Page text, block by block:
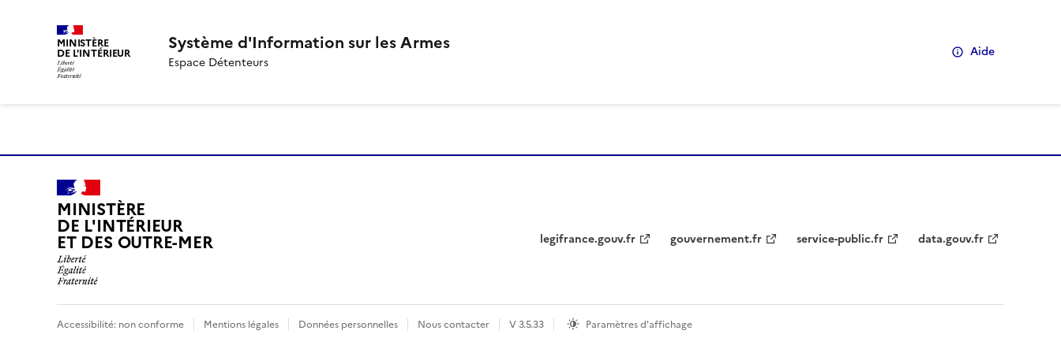
MINISTÈRE
DE L'INTÉRIEUR Système d'Information sur les Armes
Espace Détenteurs
Aide
MINISTÈRE
DE L'INTÉRIEUR
ET DES OUTRE-MER legifrance.gouv.fr gouvernement.fr service-public.fr data.gouv.fr
Accessibilité: non conforme Mentions légales Données personnelles Nous contacter V3.5.33 Paramètres d'affichage